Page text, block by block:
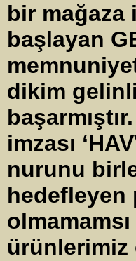
bir mağaza
başlayan
dikim
imzası
nurunu
hedefleyen
ürünlerimiz